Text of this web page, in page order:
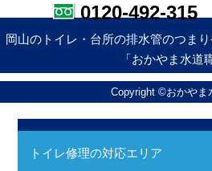
0120-492-315
岡山のトイレ・台所の排水管のつま
「おかやま水道
Copyright ©おかやま
トイレ修理の対応エリア